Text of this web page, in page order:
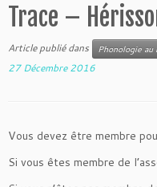
Trace –
Article publié dans Phonologie
27 Décembre 2016
Vous devez être membre
Si vous êtes membre de